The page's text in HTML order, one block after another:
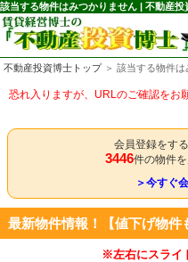
該当する物件はみつかりません | 不動産投
不動産投資博士トップ＞ 該当する物件は
恐れ入りますが、URLのご確認をお
会員登録をす
3446件の物件を
＞今すぐ
最新物件情報！【値下げ物件
※左右にスライ